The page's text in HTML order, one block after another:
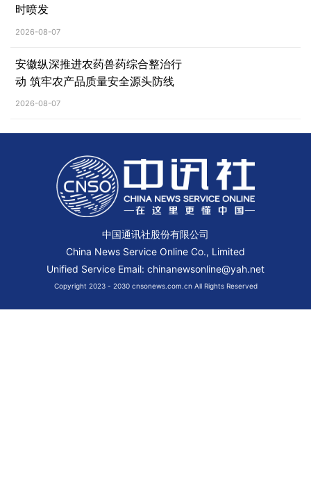
时喷发
2026-08-07
安徽纵深推进农药兽药综合整治行
动 筑牢农产品质量安全源头防线
2026-08-07
中国通讯社股份有限公司
China News Service Online Co., Limited
Unified Service Email: chinanewsonline@yah.net
Copyright 2023 - 2030 cnsonews.com.cn All Rights Reserved